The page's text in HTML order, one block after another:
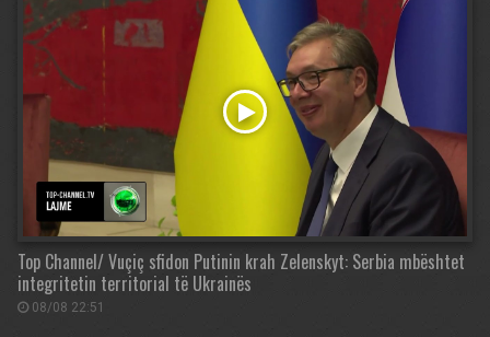
Top Channel/ Vuçiç sfidon Putinin krah Zelenskyt: Serbia mbështet
integritetin territorial të Ukrainës
08/08 22:51